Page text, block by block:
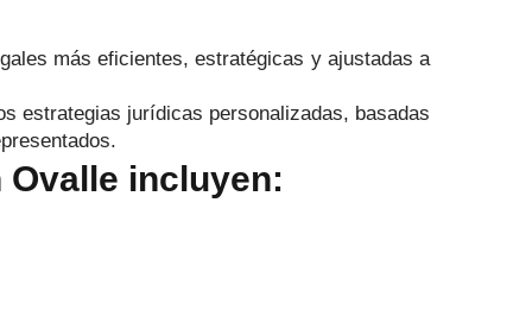
más eficientes, estratégicas y ajustadas a
estrategias jurídicas personalizadas, basadas
incluyen: